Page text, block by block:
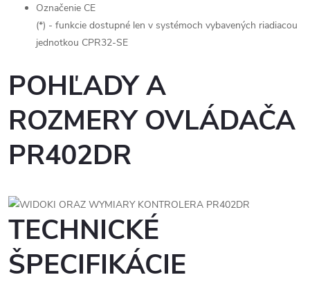
Označenie CE
(*) - funkcie dostupné len v systémoch vybavených riadiacou
jednotkou CPR32-SE
POHĽADY A
ROZMERY OVLÁDAČA
PR402DR
TECHNICKÉ
ŠPECIFIKÁCIE